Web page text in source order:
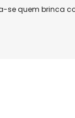
se quem brinca